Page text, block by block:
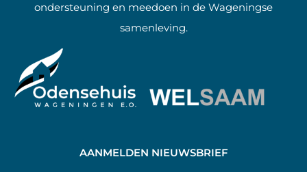
ondersteuning en meedoen in de Wageningse
samenleving.
AANMELDEN NIEUWSBRIEF